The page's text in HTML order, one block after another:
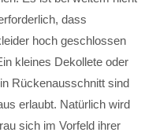
dass
hoch geschlossen
kleines Dekollete oder
Rückenausschnitt sind
erlaubt. Natürlich wird
sich im Vorfeld ihrer